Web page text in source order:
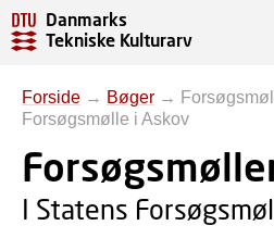
Danmarks
Tekniske Kulturarv
Forside → Bøger →
Forsøgsmølle i Askov
I Statens